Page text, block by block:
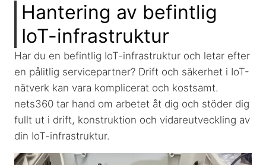
Hantering av befintlig
IoT-infrastruktur
Har du en befintlig IoT-infrastruktur och letar efter
en pålitlig servicepartner? Drift och säkerhet i IoT-
nätverk kan vara komplicerat och kostsamt.
nets360 tar hand om arbetet åt dig och stöder dig
fullt ut i drift, konstruktion och vidareutveckling av
din IoT-infrastruktur.